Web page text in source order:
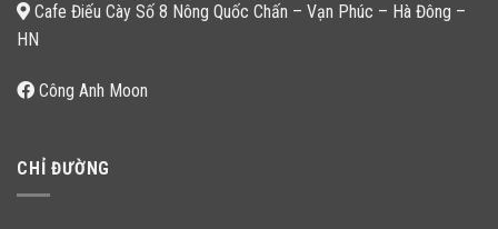
Cafe Điếu Cày Số 8 Nông Quốc Chấn – Vạn Phúc – Hà Đông –
HN
Công Anh Moon
CHỈ ĐƯỜNG